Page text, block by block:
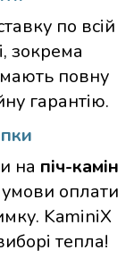
по всій
зокрема
повну
гарантію.
на піч-камін
умови оплати
KaminiX
тепла!